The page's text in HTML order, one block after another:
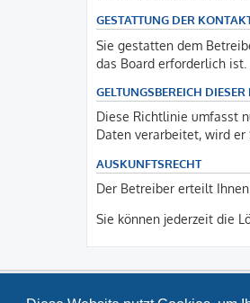
GESTATTUNG DER
Sie gestatten dem
das Board erforderlich
GELTUNGSBEREICH
Diese Richtlinie umfasst
Daten verarbeitet, wird er
AUSKUNFTSRECHT
Der Betreiber erteilt
Sie können jederzeit die